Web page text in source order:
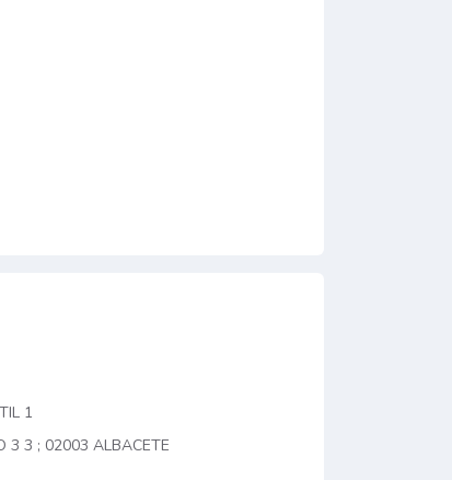
1
3 3 ; 02003 ALBACETE